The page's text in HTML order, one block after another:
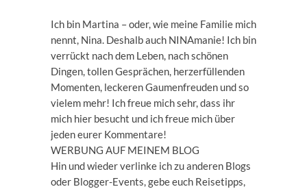
Ich bin Martina – oder, wie meine Familie mich
nennt, Nina. Deshalb auch NINAmanie! Ich bin
verrückt nach dem Leben, nach schönen
Dingen, tollen Gesprächen, herzerfüllenden
Momenten, leckeren Gaumenfreuden und so
vielem mehr! Ich freue mich sehr, dass ihr
mich hier besucht und ich freue mich über
jeden eurer Kommentare!
WERBUNG AUF MEINEM BLOG
Hin und wieder verlinke ich zu anderen Blogs
oder Blogger-Events, gebe euch Reisetipps,